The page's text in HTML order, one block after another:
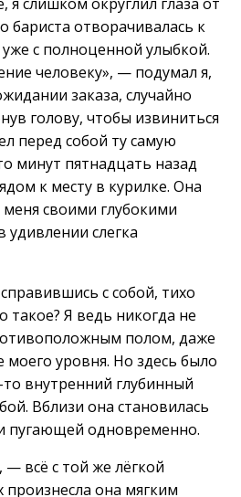
бариста отворачивалась к
с полноценной улыбкой.
человеку», — подумал я,
заказа, случайно
голову, чтобы извиниться
перед собой ту самую
минут пятнадцать назад
к месту в курилке. Она
своими глубокими
удивлении слегка
с собой, тихо
такое? Я ведь никогда не
полом, даже
моего уровня. Но здесь было
внутренний глубинный
Вблизи она становилась
пугающей одновременно.
всё с той же лёгкой
произнесла она мягким